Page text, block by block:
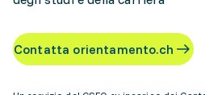
Contatta orientamento.ch